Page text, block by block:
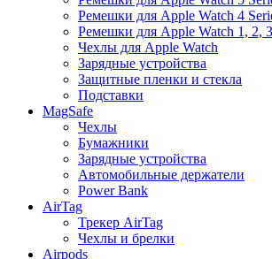
Ремешки для Apple Watch 4
Ремешки для Apple Watch 1, 2,
Чехлы для Apple Watch
Зарядные устройства
Защитные пленки и стекла
Подставки
MagSafe
Чехлы
Бумажники
Зарядные устройства
Автомобильные держатели
Power Bank
AirTag
Трекер AirTag
Чехлы и брелки
Airpods